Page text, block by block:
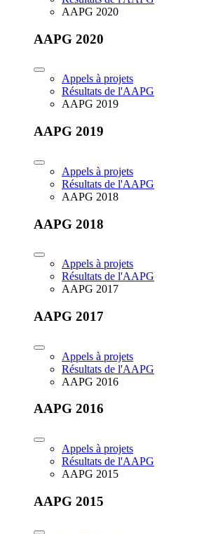
AAPG 2020
AAPG 2020
Appels à projets
Résultats de l'AAPG
AAPG 2019
AAPG 2019
Appels à projets
Résultats de l'AAPG
AAPG 2018
AAPG 2018
Appels à projets
Résultats de l'AAPG
AAPG 2017
AAPG 2017
Appels à projets
Résultats de l'AAPG
AAPG 2016
AAPG 2016
Appels à projets
Résultats de l'AAPG
AAPG 2015
AAPG 2015